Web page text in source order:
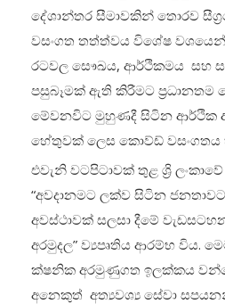
දේශාන්තර සීමාවකින් තොරව
වසංගත තත්ත්වය විශේෂ
රටවල සෞඛය, ආර්ථිකමය සහ
පසුබෑමක් ඇති කිරීමට ප්‍රධානතම
මේවනවිට මුහුණදී සිටින ආර්ථික
හේතුවක් ලෙස කොව්ඩ් වසංගතය
එවැනි වටපිටාවක් තුළ ශ්‍රි
“අවදානමට ලක්ව සිටින ජනතාවට
අවස්ථාවක් සලසා දීමේ
අරමුදල” ව්‍යපෘතිය ආරම්භ විය.
ක්ෂනික අරමුණුගත ඉලක්කය
අනෙකුත් අත්‍යවශ්‍ය සේවා